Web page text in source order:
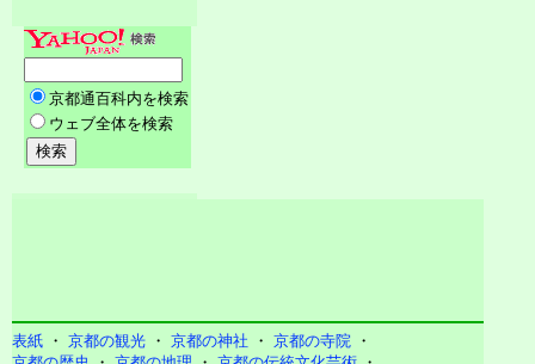
表紙 ・ 京都の観光 ・ 京都の神社 ・ 京都の寺院 ・